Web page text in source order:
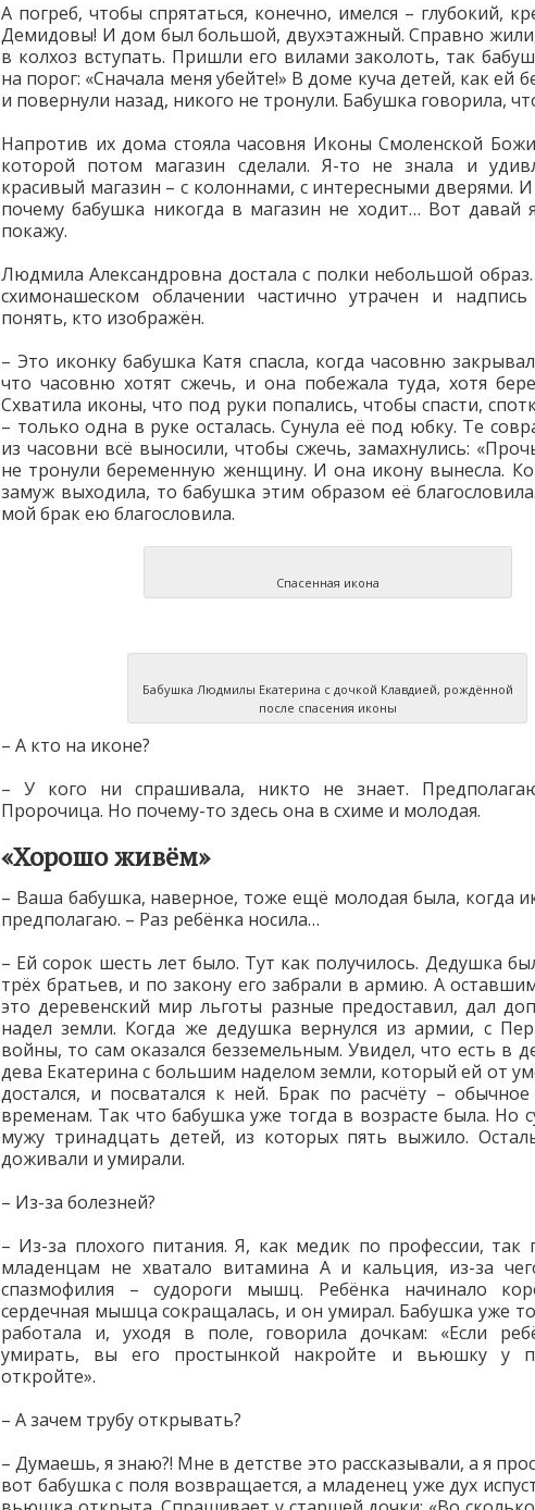
А погреб, чтобы спрятаться, конечно, имелся – глубокий,
Демидовы! И дом был большой, двухэтажный. Справно
в колхоз вступать. Пришли его вилами заколоть, так
на порог: «Сначала меня убейте!» В доме куча детей, как ей
и повернули назад, никого не тронули. Бабушка говорила,
Напротив их дома стояла часовня Иконы Смоленской
которой потом магазин сделали. Я-то не знала и
красивый магазин – с колоннами, с интересными дверями.
почему бабушка никогда в магазин не ходит… Вот давай
покажу.
Людмила Александровна достала с полки небольшой
схимонашеском облачении частично утрачен и
понять, кто изображён.
– Это иконку бабушка Катя спасла, когда часовню
что часовню хотят сжечь, и она побежала туда, хотя
Схватила иконы, что под руки попались, чтобы спасти,
– только одна в руке осталась. Сунула её под юбку. Те
из часовни всё выносили, чтобы сжечь, замахнулись:
не тронули беременную женщину. И она икону вынесла.
замуж выходила, то бабушка этим образом её
мой брак ею благословила.
Спасенная икона
Бабушка Людмилы Екатерина с дочкой Клавдией, рождённой
после спасения иконы
– А кто на иконе?
– У кого ни спрашивала, никто не знает.
Пророчица. Но почему-то здесь она в схиме и молодая.
«Хорошо живём»
– Ваша бабушка, наверное, тоже ещё молодая была, когда
предполагаю. – Раз ребёнка носила…
– Ей сорок шесть лет было. Тут как получилось. Дедушка
трёх братьев, и по закону его забрали в армию. А
это деревенский мир льготы разные предоставил, дал
надел земли. Когда же дедушка вернулся из армии, с
войны, то сам оказался безземельным. Увидел, что есть в
дева Екатерина с большим наделом земли, который ей от
достался, и посватался к ней. Брак по расчёту –
временам. Так что бабушка уже тогда в возрасте была. Но
мужу тринадцать детей, из которых пять выжило.
доживали и умирали.
– Из-за болезней?
– Из-за плохого питания. Я, как медик по профессии, так
младенцам не хватало витамина А и кальция, из-за
спазмофилия – судороги мышц. Ребёнка начинало
сердечная мышца сокращалась, и он умирал. Бабушка уже
работала и, уходя в поле, говорила дочкам: «Если
умирать, вы его простынкой накройте и вьюшку у
откройте».
– А зачем трубу открывать?
– Думаешь, я знаю?! Мне в детстве это рассказывали, а я
вот бабушка с поля возвращается, а младенец уже дух